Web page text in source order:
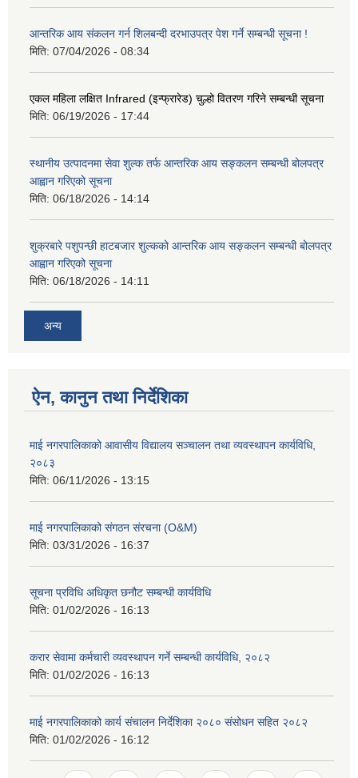
आन्तरिक आय संकलन गर्न शिलबन्दी दरभाउपत्र पेश गर्ने सम्बन्धी सूचना !
मिति: 07/04/2026 - 08:34
एकल महिला लक्षित Infrared (इन्फ्रारेड) चुल्हो वितरण गरिने सम्बन्धी सूचना
मिति: 06/19/2026 - 17:44
स्थानीय उत्पादनमा सेवा शुल्क तर्फ आन्तरिक आय सङ्कलन सम्बन्धी बोलपत्र
आह्वान गरिएको सूचना
मिति: 06/18/2026 - 14:14
शुक्रबारे पशुपन्छी हाटबजार शुल्कको आन्तरिक आय सङ्कलन सम्बन्धी बोलपत्र
आह्वान गरिएको सूचना
मिति: 06/18/2026 - 14:11
अन्य
ऐन, कानुन तथा निर्देशिका
माई नगरपालिकाको आवासीय विद्यालय सञ्चालन तथा व्यवस्थापन कार्यविधि,
२०८३
मिति: 06/11/2026 - 13:15
माई नगरपालिकाको संगठन संरचना (O&M)
मिति: 03/31/2026 - 16:37
सूचना प्रविधि अधिकृत छनौट सम्बन्धी कार्यविधि
मिति: 01/02/2026 - 16:13
करार सेवामा कर्मचारी व्यवस्थापन गर्ने सम्बन्धी कार्यविधि, २०८२
मिति: 01/02/2026 - 16:13
माई नगरपालिकाको कार्य संचालन निर्देशिका २०८० संसोधन सहित २०८२
मिति: 01/02/2026 - 16:12